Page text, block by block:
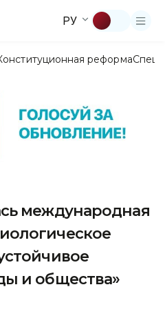
РУ
реформа
международная
и общества»